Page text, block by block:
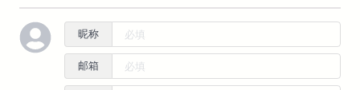
昵称
邮箱